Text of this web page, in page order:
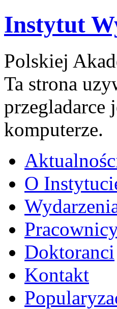
Instytut
Polskiej
Ta strona
przegladarce
komputerze.
O
Doktoranci
Kontakt